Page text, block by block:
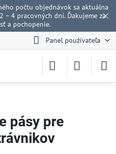
✕
počtu objednávok sa aktuálna
4 pracovných dní. Ďakujeme za
a pochopenie.
Panel používateľa
pásy pre